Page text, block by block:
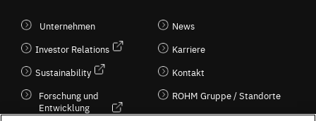
Unternehmen
Investor Relations
Sustainability
Forschung und
Entwicklung
News
Karriere
Kontakt
ROHM Gruppe / Standorte